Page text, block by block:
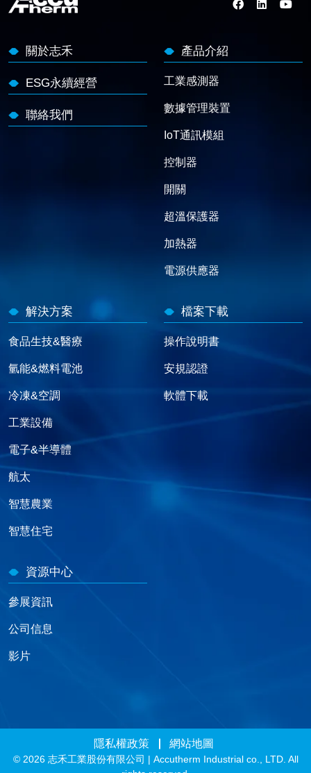
關於志禾
ESG永續經營
聯絡我們
產品介紹
工業感測器
數據管理裝置
IoT通訊模組
控制器
開關
超溫保護器
加熱器
電源供應器
解決方案
食品生技&醫療
氫能&燃料電池
冷凍&空調
工業設備
電子&半導體
航太
智慧農業
智慧住宅
檔案下載
操作說明書
安規認證
軟體下載
資源中心
參展資訊
公司信息
影片
© 2026 志禾工業股份有限公司 | Accutherm Industrial co., LTD. All
隱私權政策 網站地圖